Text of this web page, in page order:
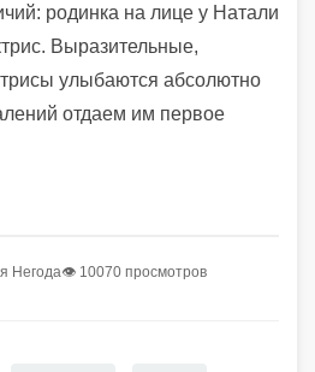
родинка на лице у Натали
Выразительные,
улыбаются абсолютно
отдаем им первое
Негода👁 10070 просмотров